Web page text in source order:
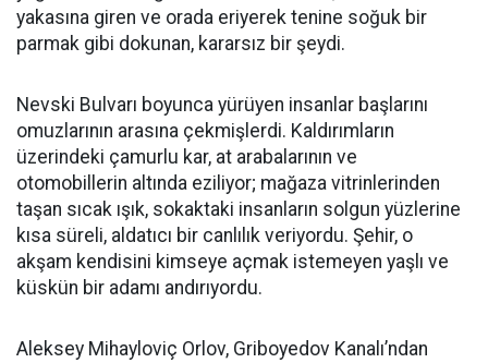
yakasına giren ve orada eriyerek tenine soğuk bir
parmak gibi dokunan, kararsız bir şeydi.
Nevski Bulvarı boyunca yürüyen insanlar başlarını
omuzlarının arasına çekmişlerdi. Kaldırımların
üzerindeki çamurlu kar, at arabalarının ve
otomobillerin altında eziliyor; mağaza vitrinlerinden
taşan sıcak ışık, sokaktaki insanların solgun yüzlerine
kısa süreli, aldatıcı bir canlılık veriyordu. Şehir, o
akşam kendisini kimseye açmak istemeyen yaşlı ve
küskün bir adamı andırıyordu.
Aleksey Mihayloviç Orlov, Griboyedov Kanalı’ndan